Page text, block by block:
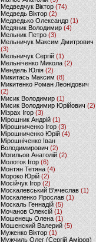
Медведчук Віктор(74)
Медведь Віктор (2)
Медведько Олександр (1)
Медяник Володимир(4)
Мельник Петро (3)
Мельничук Максим Дмитрович
(3)
Мельничук Сергій (1)
Мельніченко Микола (2)
Мендель Юлія (2)
Микитась Максим (8)
Микитенко Роман Леонідович
(2)
Мисик Володимир (1)
Мисик Володимир Юрійович(2)
Мізрах Ігор(3)
Мірошник Андрій(1)
Мірошниченко Ігор (3)
Мірошниченко Юрій(4)
Мірошніченко Іван
Володимирович (2)
Могильов Анатолій (2)
Молоток Ігор (6)
Монтян Тетяна (4)
Мороко Юрій(2)
Мосійчук Ігор (2)
Москалевський В'ячеслав (1)
Москаленко Ярослав (1)
Москаль Геннадій (5)
Мочанов Олексій(1)
Мошенець Олена(1)
Мошенский Валерий (5)
Муженко Віктор (1)
Мужчиль Олег (Сергій Аміров)